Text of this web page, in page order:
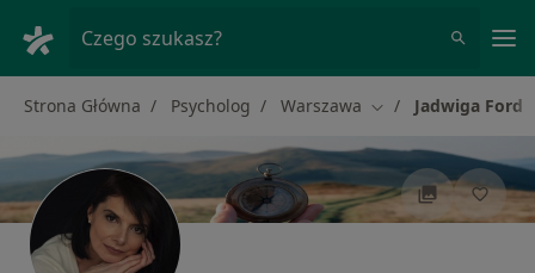
Czego szukasz?
Strona Główna Psycholog Warszawa Zmień miasto
Jadwiga Ford